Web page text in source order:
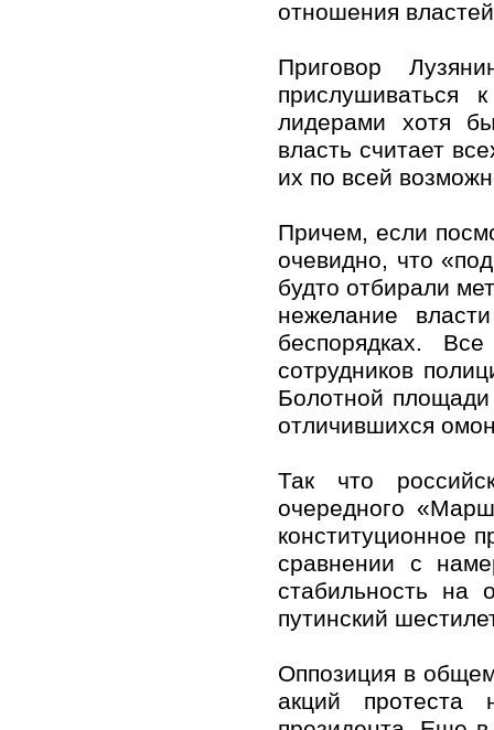
отношения
Приговор
прислушиваться
лидерами хотя
власть считает
их по всей
Причем, если
очевидно, что
будто отбирали
нежелание
беспорядках.
сотрудников
Болотной
отличившихся
Так что
очередного
конституционное
сравнении с
стабильность
путинский
Оппозиция в
акций протеста